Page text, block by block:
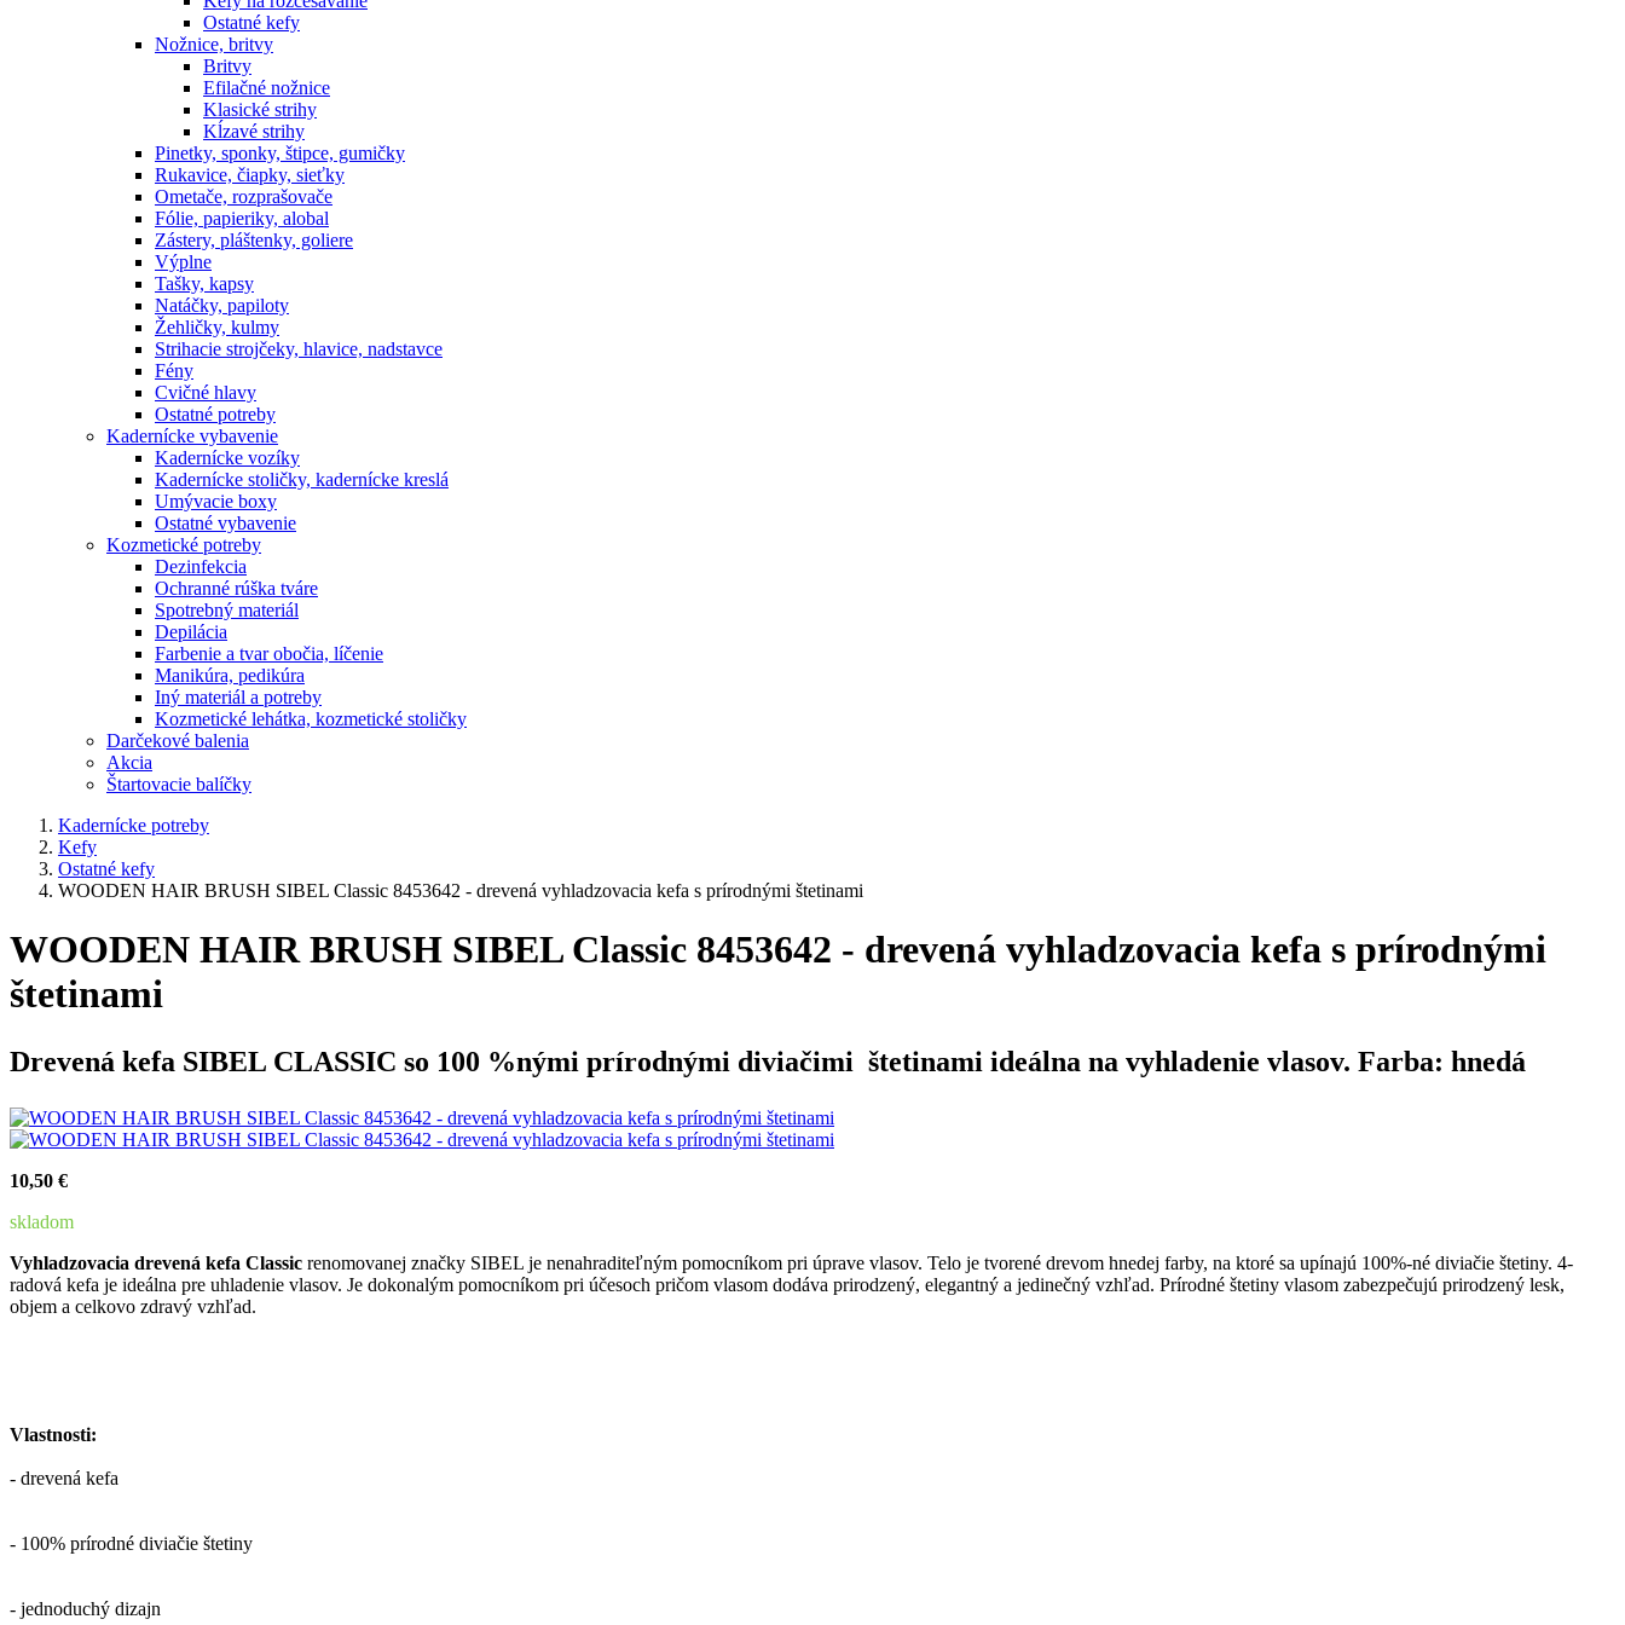
Ostatné kefy
Nožnice, britvy
Britvy
Efilačné nožnice
Klasické strihy
Kĺzavé strihy
Pinetky, sponky, štipce, gumičky
Rukavice, čiapky, sieťky
Ometače, rozprašovače
Fólie, papieriky, alobal
Zástery, pláštenky, goliere
Výplne
Tašky, kapsy
Natáčky, papiloty
Žehličky, kulmy
Strihacie strojčeky, hlavice, nadstavce
Fény
Cvičné hlavy
Ostatné potreby
Kadernícke vybavenie
Kadernícke vozíky
Kadernícke stoličky, kadernícke kreslá
Umývacie boxy
Ostatné vybavenie
Kozmetické potreby
Dezinfekcia
Ochranné rúška tváre
Spotrebný materiál
Depilácia
Farbenie a tvar obočia, líčenie
Manikúra, pedikúra
Iný materiál a potreby
Kozmetické lehátka, kozmetické stoličky
Darčekové balenia
Akcia
Štartovacie balíčky
Kadernícke potreby
Kefy
Ostatné kefy
WOODEN HAIR BRUSH SIBEL Classic 8453642 - drevená vyhladzovacia kefa s prírodnými štetinami
WOODEN HAIR BRUSH SIBEL Classic 8453642 - drevená vyhladzovacia kefa s prírodnými
štetinami
Drevená kefa SIBEL CLASSIC so 100 %nými prírodnými diviačimi štetinami ideálna na vyhladenie vlasov. Farba: hnedá
10,50 €
skladom
Vyhladzovacia drevená kefa Classic renomovanej značky SIBEL je nenahraditeľným pomocníkom pri úprave vlasov. Telo je tvorené drevom hnedej farby, na ktoré sa upínajú 100%-né diviačie štetiny. 4-
radová kefa je ideálna pre uhladenie vlasov. Je dokonalým pomocníkom pri účesoch pričom vlasom dodáva prirodzený, elegantný a jedinečný vzhľad. Prírodné štetiny vlasom zabezpečujú prirodzený lesk,
objem a celkovo zdravý vzhľad.
Vlastnosti:
- drevená kefa
- 100% prírodné diviačie štetiny
- jednoduchý dizajn